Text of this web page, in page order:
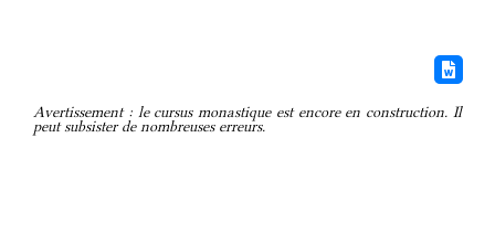
Avertissement : le cursus monastique est encore en construction. Il
peut subsister de nombreuses erreurs.